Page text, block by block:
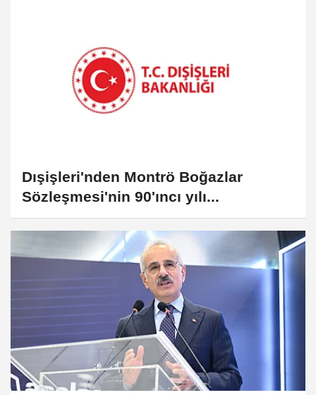
Dışişleri'nden Montrö Boğazlar
Sözleşmesi'nin 90'ıncı yılı...